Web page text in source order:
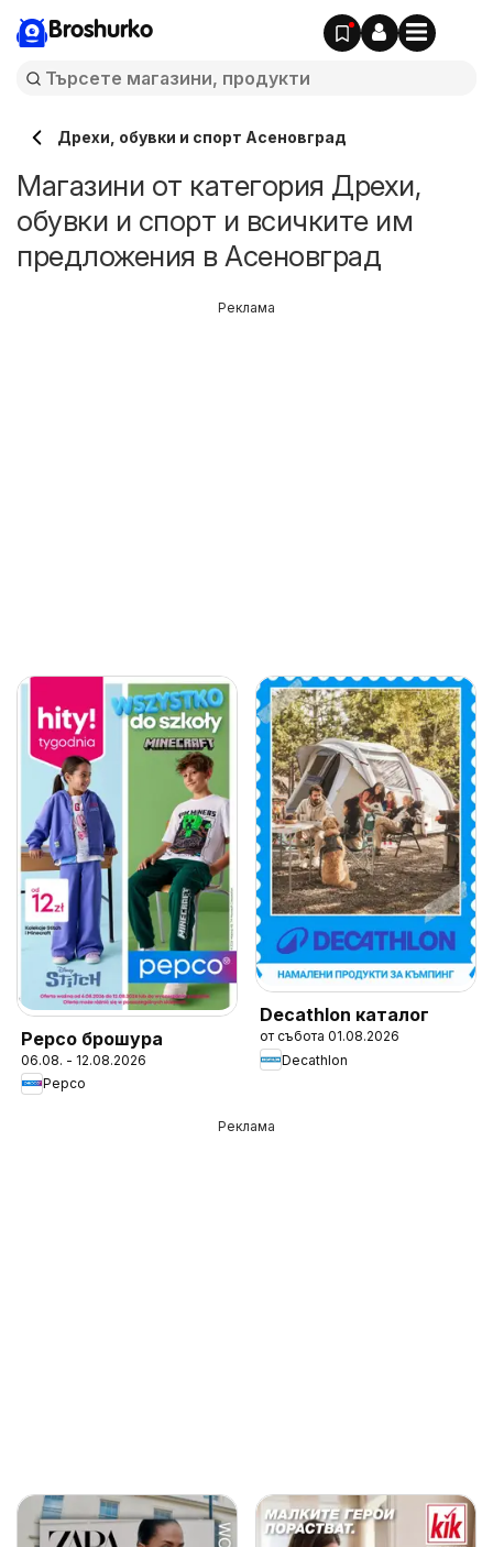
Broshurko
Дрехи, обувки и спорт Асеновград
Магазини от категория Дрехи,
обувки и спорт и всичките им
предложения в Асеновград
Pepco брошура
06.08. - 12.08.2026
Pepco
Decathlon каталог
от събота 01.08.2026
Decathlon
Реклама
Реклама